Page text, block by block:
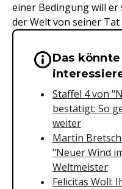
einer Bedingung will er
der Welt von seiner
Wichtige
Das
Staffel 4 von
bestätigt: So
weiter
Martin
"Neuer Wind
Weltmeister
Felicitas Woll: